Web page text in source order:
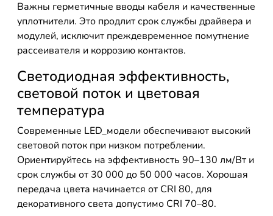
Важны герметичные вводы кабеля и качественные
уплотнители. Это продлит срок службы драйвера и
модулей, исключит преждевременное помутнение
рассеивателя и коррозию контактов.
Светодиодная эффективность,
световой поток и цветовая
температура
Современные LED_модели обеспечивают высокий
световой поток при низком потреблении.
Ориентируйтесь на эффективность 90–130 лм/Вт и
срок службы от 30 000 до 50 000 часов. Хорошая
передача цвета начинается от CRI 80, для
декоративного света допустимо CRI 70–80.